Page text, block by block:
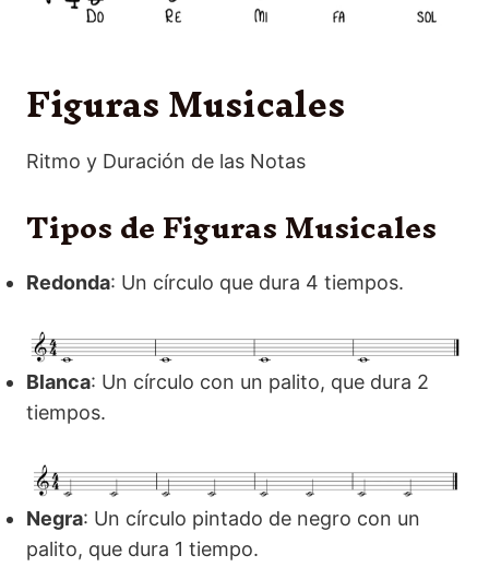
Figuras Musicales
Ritmo y Duración de las Notas
Tipos de FigurasMusicales
Redonda: Un círculo que dura 4 tiempos.
Blanca: Un círculo con un palito, que dura 2
tiempos.
Negra: Un círculo pintado de negro con un
palito, que dura 1 tiempo.